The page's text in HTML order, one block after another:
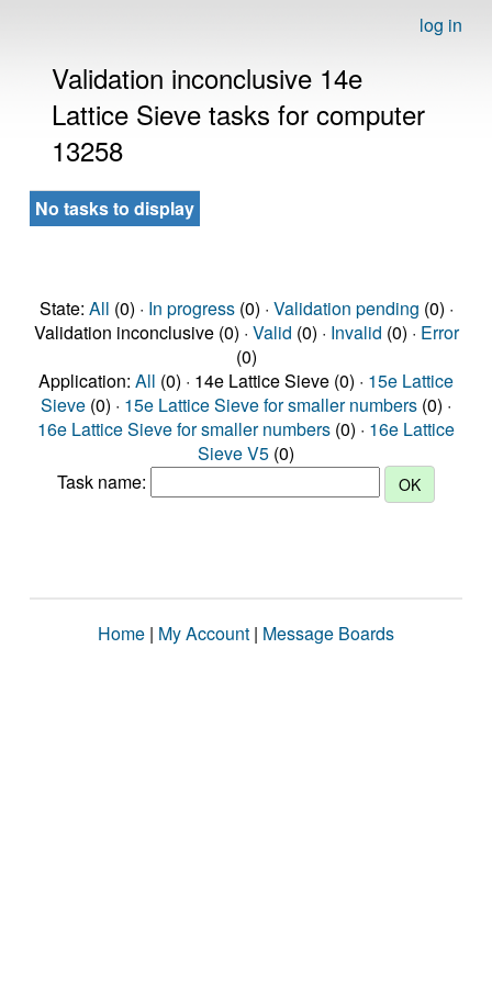
log in
Validation inconclusive 14e
Lattice Sieve tasks for computer
13258
No tasks to display
State: All (0) · In progress(0) · Validation pending (0) ·
Validation inconclusive (0) · Valid (0) · Invalid (0) · Error
(0)
Application: All (0) · 14e Lattice Sieve (0) · 15e Lattice
Sieve (0) · 15e Lattice Sieve for smaller numbers (0) ·
16e Lattice Sieve for smaller numbers (0) · 16e Lattice
Sieve V5 (0)
Task name:
Home | My Account | Message Boards